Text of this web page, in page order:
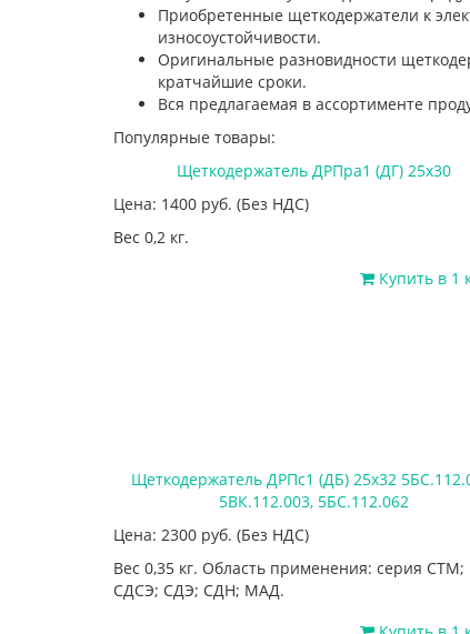
Приобретенные щеткодержатели к
износоустойчивости.
Оригинальные разновидности
кратчайшие сроки.
Вся предлагаемая в ассортименте
Популярные товары:
Щеткодержатель ДРПра1 (ДГ) 25х30
Цена: 1400 руб. (Без НДС)
Вес 0,2 кг.
Купить в 1
Щеткодержатель ДРПс1 (ДБ) 25х32
5ВК.112.003, 5БС.112.062
Цена: 2300 руб. (Без НДС)
Вес 0,35 кг. Область применения: серия СТМ;
СДСЭ; СДЭ; СДН; МАД.